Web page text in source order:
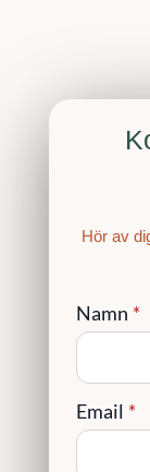
Hör av
Namn *
Email *